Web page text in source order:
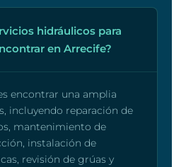
hidráulicos para
en Arrecife?
encontrar una amplia
incluyendo reparación de
mantenimiento de
instalación de
revisión de grúas y